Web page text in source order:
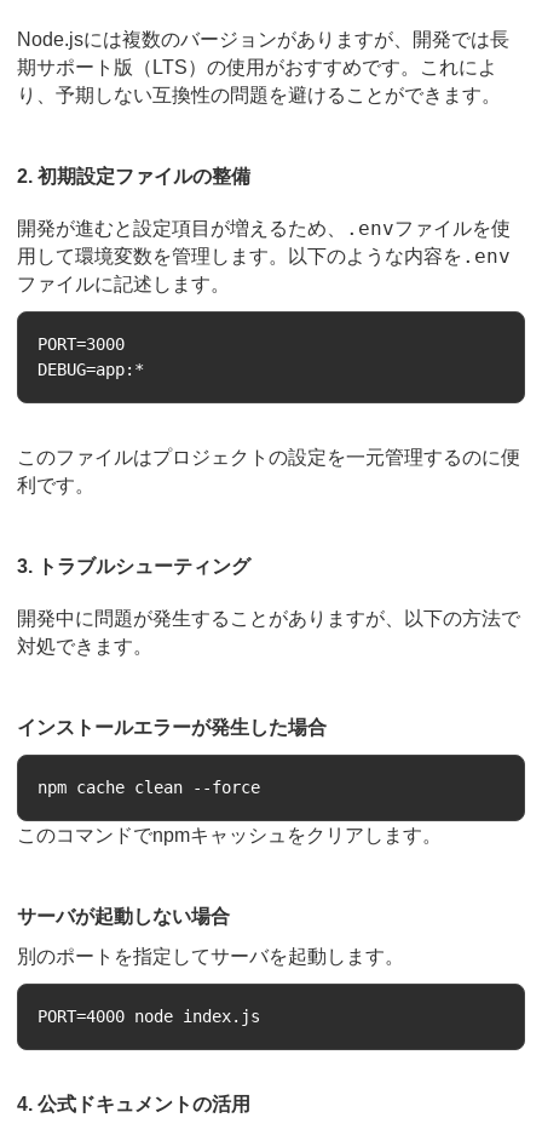
Node.jsには複数のバージョンがありますが、開発では長
期サポート版（LTS）の使用がおすすめです。これによ
り、予期しない互換性の問題を避けることができます。
2. 初期設定ファイルの整備
開発が進むと設定項目が増えるため、 .envファイルを使
用して環境変数を管理します。以下のような内容を .env
ファイルに記述します。
PORT=3000
このファイルはプロジェクトの設定を一元管理するのに便
利です。
3. トラブルシューティング
開発中に問題が発生することがありますが、以下の方法で
対処できます。
インストールエラーが発生した場合
このコマンドでnpmキャッシュをクリアします。
サーバが起動しない場合
別のポートを指定してサーバを起動します。
4. 公式ドキュメントの活用